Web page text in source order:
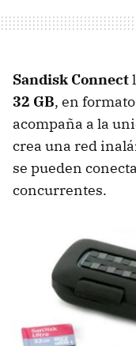
Sandisk Connect
32 GB, en
acompaña a la
crea una red
se pueden
concurrentes.